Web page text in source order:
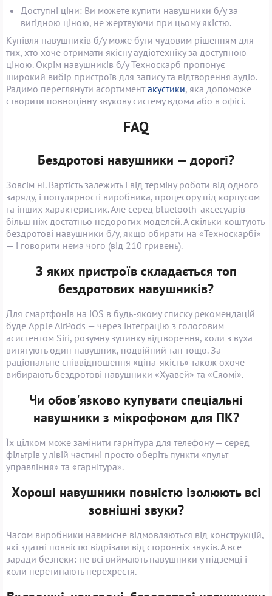
Доступні ціни: Ви можете купити навушники б/у за
вигідною ціною, не жертвуючи при цьому якістю.
Купівля навушників б/у може бути чудовим рішенням для
тих, хто хоче отримати якісну аудіотехніку за доступною
ціною. Окрім навушників б/у Техноскарб пропонує
широкий вибір пристроїв для запису та відтворення аудіо.
Радимо переглянути асортиментакустики, яка допоможе
створити повноцінну звукову систему вдома або в офісі.
FAQ
Бездротові навушники — дорогі?
Зовсім ні. Вартість залежить і від терміну роботи від одного
заряду, і популярності виробника, процесору під корпусом
та інших характеристик. Але серед bluetooth-аксесуарів
більш ніж достатньо недорогих моделей. А скільки коштують
бездротові навушники б/у, якщо обирати на «Техноскарбі»
— і говорити нема чого (від 210 гривень).
З яких пристроїв складається топ
бездротових навушників?
Для смартфонів на iOS в будь-якому списку рекомендацій
буде Apple AirPods — через інтеграцію з голосовим
асистентом Siri, розумну зупинку відтворення, коли з вуха
витягують один навушник, подвійний тап тощо. За
раціональне співвідношення «ціна-якість» також охоче
вибирають бездротові навушники «Хуавей» та «Сяомі».
Чи обов'язково купувати спеціальні
навушники з мікрофоном для ПК?
Їх цілком може замінити гарнітура для телефону — серед
фільтрів у лівій частині просто оберіть пункти «пульт
управління» та «гарнітура».
Хороші навушники повністю ізолюють всі
зовнішні звуки?
Часом виробники навмисне відмовляються від конструкцій,
які здатні повністю відрізати від сторонніх звуків. А все
заради безпеки: не всі виймають навушники у підземці і
коли перетинають перехрестя.